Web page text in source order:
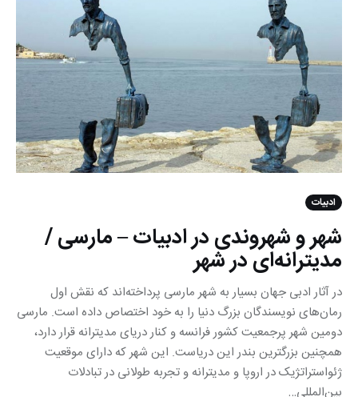
ادبیات
شهر و شهروندی در ادبیات – مارسی /
مدیترانه‌ای در شهر
در آثار ادبی جهان بسیار به شهر مارسی پرداخته‌اند که نقش اول
رمان‌های نویسندگان بزرگ دنیا را به خود اختصاص داده است. مارسی
دومین شهر پرجمعیت کشور فرانسه و کنار دریای مدیترانه قرار دارد،
همچنین بزرگترین بندر این دریاست. این شهر که دارای موقعیت
ژئواستراتژیک در اروپا و مدیترانه و تجربه طولانی در تبادلات
بین‌المللی…